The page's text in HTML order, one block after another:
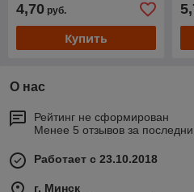
4,70 руб.
Купить
О нас
Рейтинг не сформирован
Менее 5 отзывов за
Работает с 23.10.2018
г. Минск